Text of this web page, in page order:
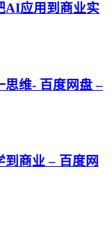
AI应用到商业实
思维- 百度网盘 –
商业 – 百度网